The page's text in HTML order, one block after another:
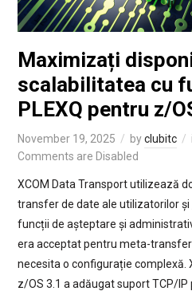
Maximizați
scalabilitatea cu
PLEXQ pentru z/
November 19, 2025 byclubitc
Comments are Disabled
XCOM Data Transport utilizează
transfer de date ale utilizatorilor
funcții de așteptare și
era acceptat pentru meta-
necesita o configurație complexă.
z/OS 3.1 a adăugat suport TCP/